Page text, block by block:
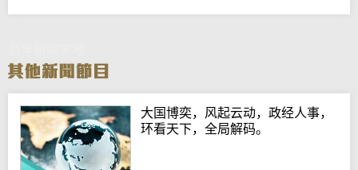
大国博奕，风起云动，政经人事，
环看天下，全局解码。